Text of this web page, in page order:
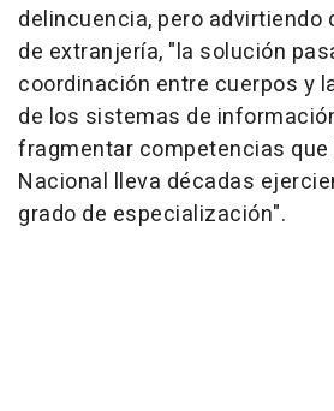
delincuencia, pero advirtiendo
de extranjería, "la solución
coordinación entre cuerpos y
de los sistemas de
fragmentar competencias que
Nacional lleva décadas
grado de especialización".